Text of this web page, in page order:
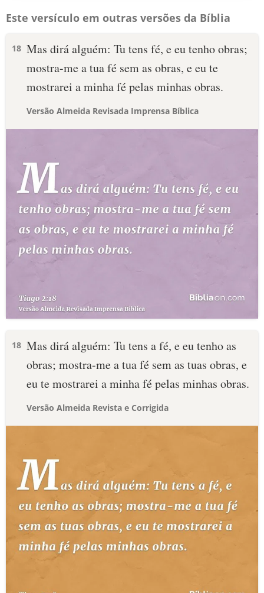
Este versículo em outras versões da Bíblia
18 Mas dirá alguém: Tu tens fé, e eu tenho obras;
mostra-me a tua fé sem as obras, e eu te
mostrarei a minha fé pelas minhas obras.
Versão Almeida Revisada Imprensa Bíblica
18 Mas dirá alguém: Tu tens a fé, e eu tenho as
obras; mostra-me a tua fé sem as tuas obras, e
eu te mostrarei a minha fé pelas minhas obras.
Versão Almeida Revista e Corrigida